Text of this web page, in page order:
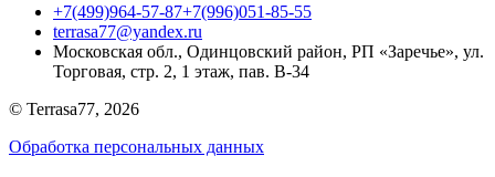
+7(499)964-57-87+7(996)051-85-55
terrasa77@yandex.ru
Московская обл., Одинцовский район, РП «Заречье», ул.
Торговая, стр. 2, 1 этаж, пав. B-34
© Terrasa77, 2026
Обработка персональных данных